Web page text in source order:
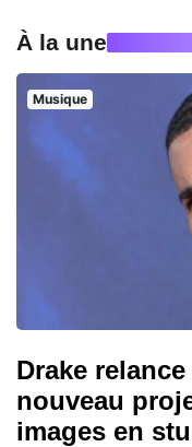
À la une
Musique
Drake
nouveau
images en